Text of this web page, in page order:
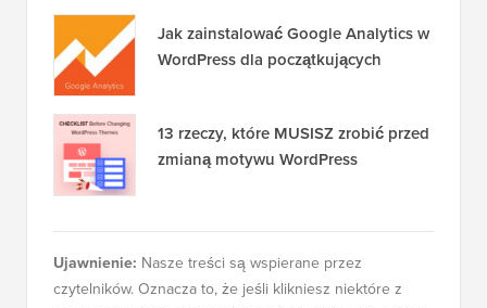
Jak zainstalować Google Analytics w
WordPress dla początkujących
13 rzeczy, które MUSISZ zrobić przed
zmianą motywu WordPress
Ujawnienie: Nasze treści są wspierane przez
czytelników. Oznacza to, że jeśli klikniesz niektóre z